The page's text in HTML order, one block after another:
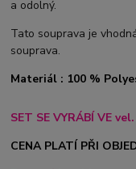
a odolný.
Tato souprava je
souprava.
Materiál : 100 %
SET SE VYRÁBÍ VE
CENA PLATÍ PŘI